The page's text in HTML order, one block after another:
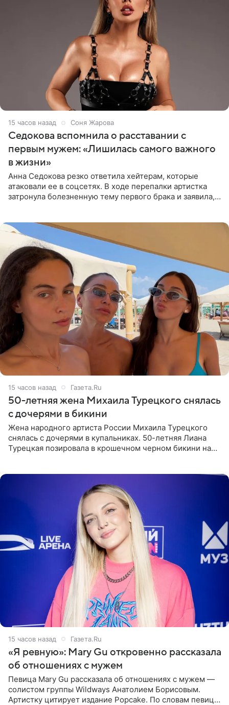
15 часов назад Соня Жарова
Седокова вспомнила о расставании с
первым мужем: «Лишилась самого важного
в жизни»
Анна Седокова резко ответила хейтерам, которые
атаковали ее в соцсетях. В ходе перепалки артистка
затронула болезненную тему первого брака и заявила,
15 часов назад Газета.Ru
50-летняя жена Михаила Турецкого снялась
с дочерями в бикини
Жена народного артиста России Михаила Турецкого
снялась с дочерями в купальниках. 50-летняя Лиана
Турецкая позировала в крошечном черном бикини на
15 часов назад Газета.Ru
«Я ревную»: Mary Gu откровенно рассказала
об отношениях с мужем
Певица Mary Gu рассказала об отношениях с мужем —
солистом группы Wildways Анатолием Борисовым.
Артистку цитирует издание Popcake. По словам певицы,